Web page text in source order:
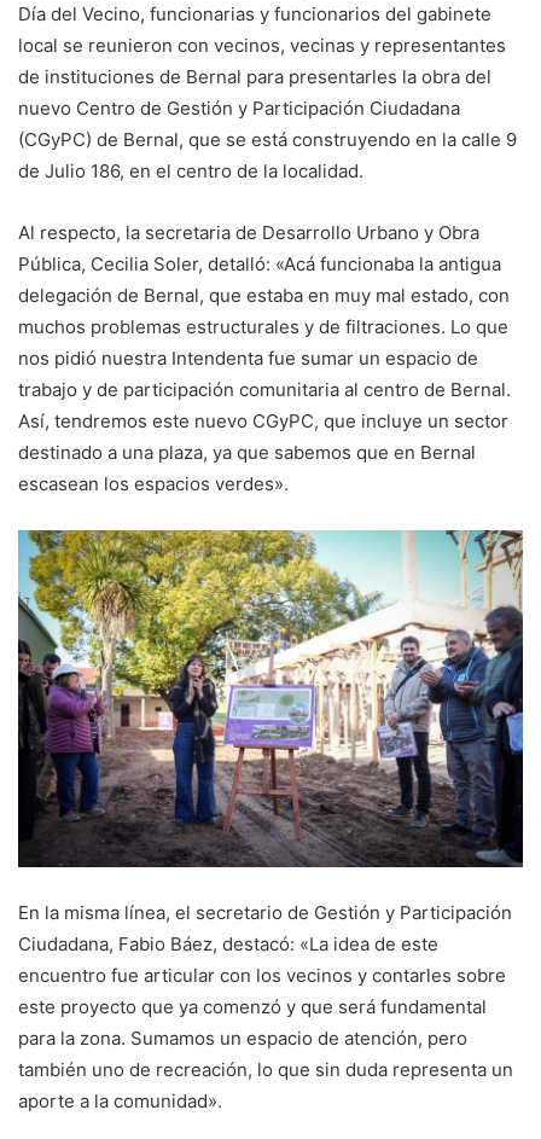
Día del Vecino, funcionarias y funcionarios del gabinete
local se reunieron con vecinos, vecinas y representantes
de instituciones de Bernal para presentarles la obra del
nuevo Centro de Gestión y Participación Ciudadana
(CGyPC) de Bernal, que se está construyendo en la calle 9
de Julio 186, en el centro de la localidad.
Al respecto, la secretaria de Desarrollo Urbano y Obra
Pública, Cecilia Soler, detalló: «Acá funcionaba la antigua
delegación de Bernal, que estaba en muy mal estado, con
muchos problemas estructurales y de filtraciones. Lo que
nos pidió nuestra Intendenta fue sumar un espacio de
trabajo y de participación comunitaria al centro de Bernal.
Así, tendremos este nuevo CGyPC, que incluye un sector
destinado a una plaza, ya que sabemos que en Bernal
escasean los espacios verdes».
En la misma línea, el secretario de Gestión y Participación
Ciudadana, Fabio Báez, destacó: «La idea de este
encuentro fue articular con los vecinos y contarles sobre
este proyecto que ya comenzó y que será fundamental
para la zona. Sumamos un espacio de atención, pero
también uno de recreación, lo que sin duda representa un
aporte a la comunidad».